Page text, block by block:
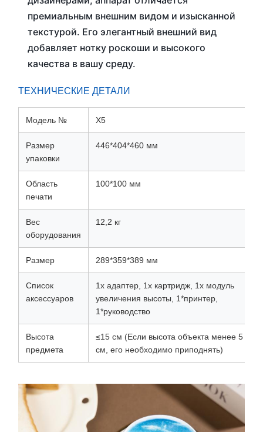
премиальным внешним видом и изысканной
текстурой. Его элегантный внешний вид
добавляет нотку роскоши и высокого
качества в вашу среду.
ТЕХНИЧЕСКИЕ ДЕТАЛИ
Модель № X5
Размер
упаковки
446*404*460 мм
Область
печати
100*100 мм
Вес
оборудования
12,2 кг
Размер 289*359*389 мм
Список
аксессуаров
1x адаптер, 1x картридж, 1x модуль
увеличения высоты, 1*принтер,
1*руководство
Высота
предмета
≤15 см (Если высота объекта менее 5
см, его необходимо приподнять)